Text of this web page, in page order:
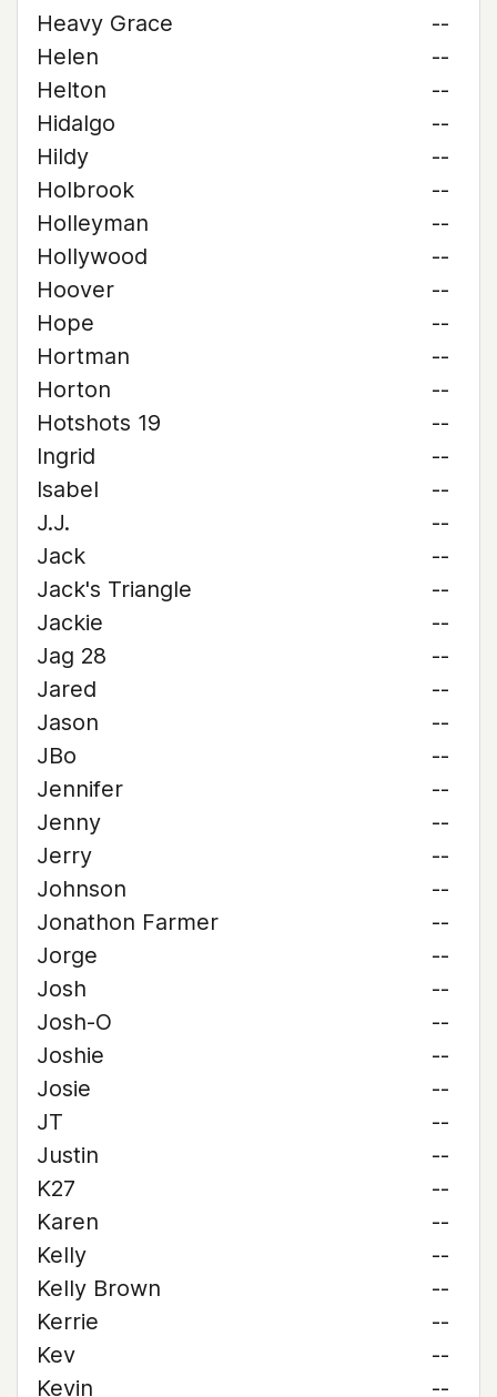
Heavy Grace
--
Helen
--
Helton
--
Hidalgo
--
Hildy
--
Holbrook
--
Holleyman
--
Hollywood
--
Hoover
--
Hope
--
Hortman
--
Horton
--
Hotshots 19
--
Ingrid
--
Isabel
--
J.J.
--
Jack
--
Jack's Triangle
--
Jackie
--
Jag 28
--
Jared
--
Jason
--
JBo
--
Jennifer
--
Jenny
--
Jerry
--
Johnson
--
Jonathon Farmer
--
Jorge
--
Josh
--
Josh-O
--
Joshie
--
Josie
--
JT
--
Justin
--
K27
--
Karen
--
Kelly
--
Kelly Brown
--
Kerrie
--
Kev
--
Kevin
--